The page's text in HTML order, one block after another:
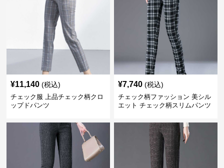
¥11,140 (税込)
チェック服 上品チェック柄クロ
ップドパンツ
¥7,740 (税込)
チェック柄ファッション 美シル
エット チェック柄スリムパンツ